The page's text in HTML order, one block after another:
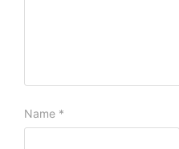
Name *